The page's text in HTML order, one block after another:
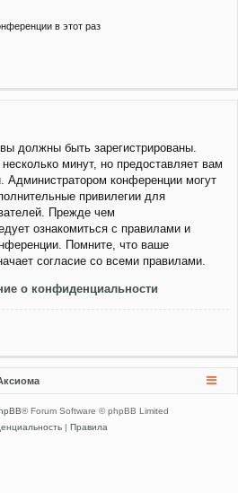
в этот раз
должны быть зарегистрированы.
минут, но предоставляет вам
Администратором конференции могут
привилегии для
Прежде чем
ознакомиться с правилами и
Помните, что ваше
согласие со всеми правилами.
о конфиденциальности
® Forum Software © phpBB Limited
| Правила